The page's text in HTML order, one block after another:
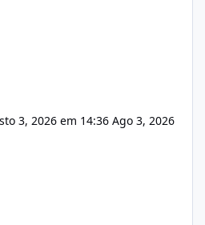
3, 2026 em 14:36 Ago 3, 2026